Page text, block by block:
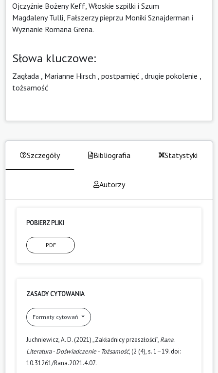
Ojczyźnie Bożeny Keff, Włoskie szpilki i Szum
Magdaleny Tulli, Fałszerzy pieprzu Moniki Sznajderman i
Wyznanie Romana Grena.
Słowa kluczowe:
Zagłada Marianne Hirsch postpamięć drugie pokolenie
tożsamość
Szczegóły Bibliografia Statystyki
Autorzy
POBIERZ PLIKI
PDF
ZASADY CYTOWANIA
Formaty cytowań
Juchniewicz, A. D. (2021) „Zakładnicy przeszłości”, Rana.
Literatura - Doświadczenie - Tożsamość, (2 (4), s. 1–19. doi:
10.31261/Rana.2021.4.07.